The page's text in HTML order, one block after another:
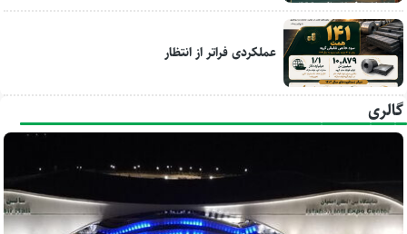
عملکردی فراتر از انتظار
گالری